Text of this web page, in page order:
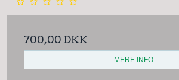
700,00 DKK
MERE INFO